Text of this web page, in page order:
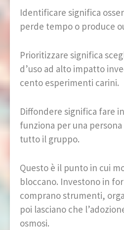
Identificare significa
perde tempo o produce
Prioritizzare significa
d’uso ad alto impatto
cento esperimenti carini.
Diffondere significa fare
funziona per una
tutto il gruppo.
Questo è il punto in cui
bloccano. Investono in
comprano strumenti,
poi lasciano che
osmosi.